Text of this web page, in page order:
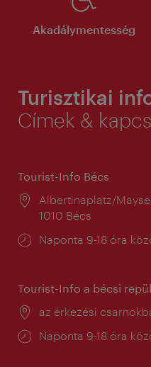
Akadálymentesség
Turisztikai
Címek &
Tourist-Info Bécs
Helyszín:
Albertinaplatz/
1010 Bécs
Nyitva
Naponta 9-18 óra
Tourist-Info a bécsi
Helyszín:
az érkezési
Nyitva
Naponta 9-18 óra